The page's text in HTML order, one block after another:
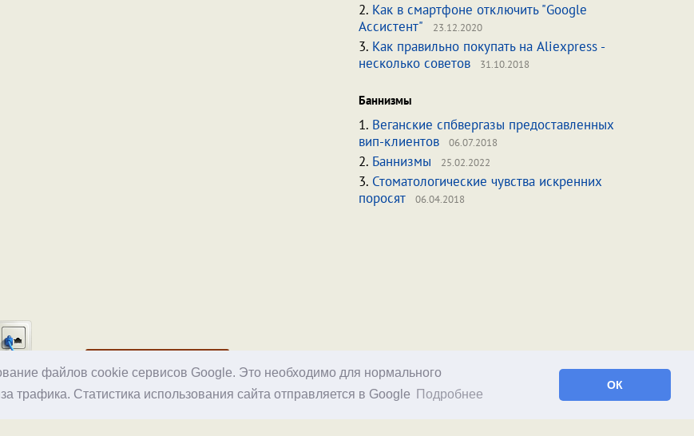
файлов cookie сервисов Google. Это необходимо для нормального
трафика. Статистика использования сайта отправляется в Google
Подробнее
ОК
2. Как в смартфоне отключить "Google
Ассистент"
23.12.2020
3. Как правильно покупать на Aliexpress -
несколько советов
31.10.2018
Баннизмы
1. Веганские спбвергазы предоставленных
вип-клиентов
06.07.2018
2. Баннизмы 25.02.2022
3. Стоматологические чувства искренних
поросят
06.04.2018
RSS блога